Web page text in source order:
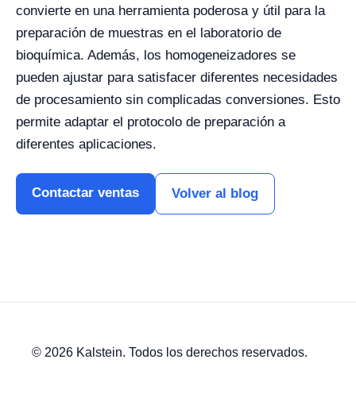
convierte en una herramienta poderosa y útil para la
preparación de muestras en el laboratorio de
bioquímica. Además, los homogeneizadores se
pueden ajustar para satisfacer diferentes necesidades
de procesamiento sin complicadas conversiones. Esto
permite adaptar el protocolo de preparación a
diferentes aplicaciones.
Contactar ventas Volver al blog
© 2026 Kalstein. Todos los derechos reservados.